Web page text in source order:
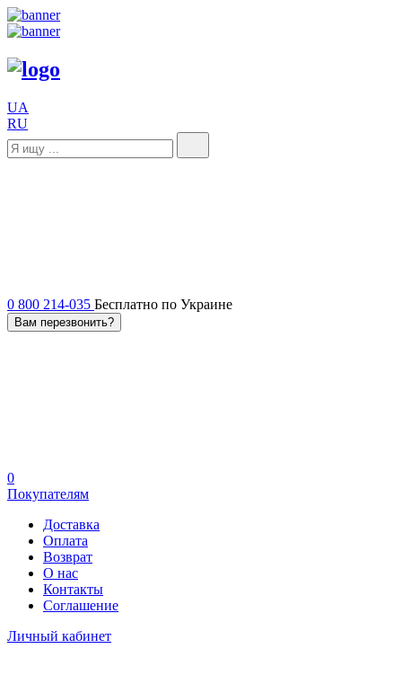
UA
RU
0 800 214-035 Бесплатно по Украине
Вам перезвонить?
0
Покупателям
Доставка
Оплата
Возврат
О нас
Контакты
Соглашение
Личный кабинет